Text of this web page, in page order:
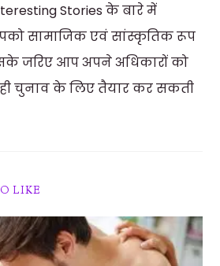
Stories के बारे में
सामाजिक एवं सांस्कृतिक रूप
जरिए आप अपने अधिकारों को
चुनाव के लिए तैयार कर सकती
LIKE